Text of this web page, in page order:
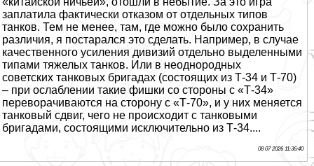
заплатила фактически отказом от отдельных типов
танков. Тем не менее, там, где можно было сохранить
различия, я постарался это сделать. Например, в случае
качественного усиления дивизий отдельно выделенными
типами тяжелых танков. Или в неоднородных
советских танковых бригадах (состоящих из Т-34 и Т-70)
– при ослаблении такие фишки со стороны с «Т-34»
переворачиваются на сторону с «Т-70», и у них меняется
танковый сдвиг, чего не происходит с танковыми
бригадами, состоящими исключительно из Т-34....
08 07 2026 11:36:40